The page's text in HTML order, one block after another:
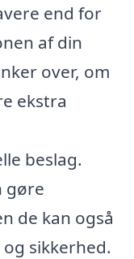
end for
af din
over, om
ekstra
beslag.
gøre
de kan også
sikkerhed.